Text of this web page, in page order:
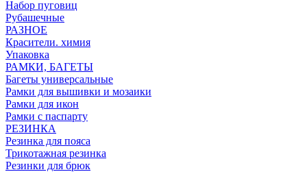
Набор пуговиц
Рубашечные
РАЗНОЕ
Красители. химия
Упаковка
РАМКИ, БАГЕТЫ
Багеты универсальные
Рамки для вышивки и мозаики
Рамки для икон
Рамки с паспарту
РЕЗИНКА
Резинка для пояса
Трикотажная резинка
Резинки для брюк